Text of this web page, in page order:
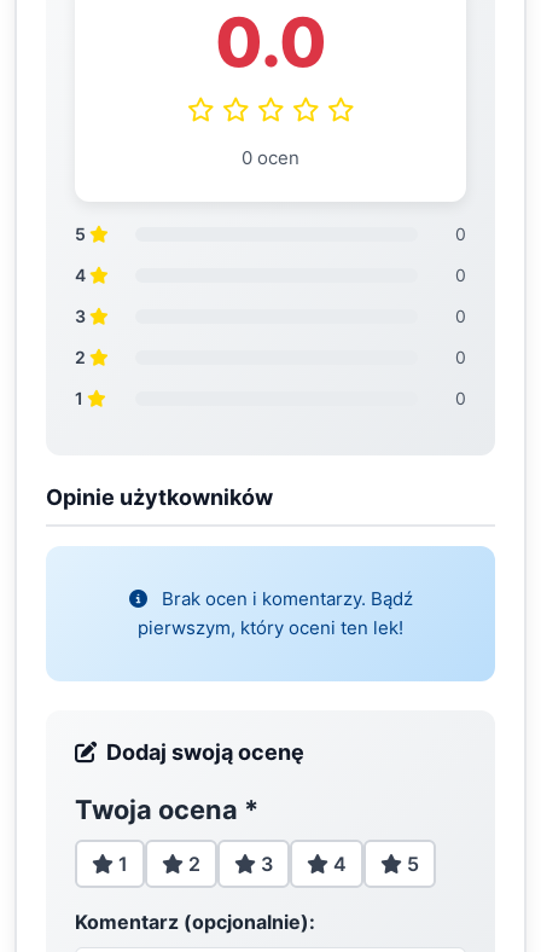
0.0
0 ocen
5
0
4
0
3
0
2
0
1
0
Opinie użytkowników
Brak ocen i komentarzy. Bądź
pierwszym, który oceni ten lek!
Dodaj swoją ocenę
Twoja ocena *
1 2 3 4 5
Komentarz (opcjonalnie):